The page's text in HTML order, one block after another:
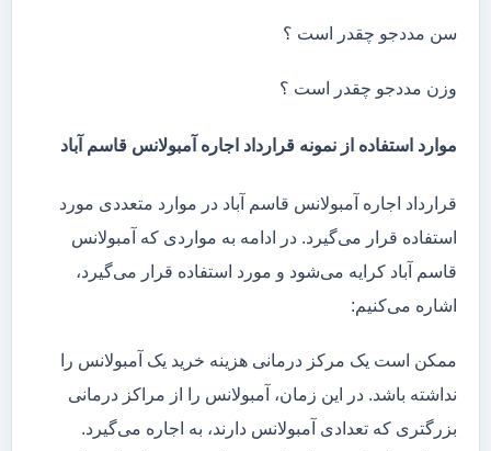
سن مددجو چقدر است ؟
وزن مددجو چقدر است ؟
موارد استفاده از نمونه قرارداد اجاره آمبولانس قاسم آباد
قرارداد اجاره آمبولانس قاسم آباد در موارد متعددی مورد
استفاده قرار می‌گیرد. در ادامه به مواردی که آمبولانس
قاسم آباد کرایه می‌شود و مورد استفاده قرار می‌گیرد،
اشاره می‌کنیم:
ممکن است یک مرکز درمانی هزینه خرید یک آمبولانس را
نداشته باشد. در این زمان، آمبولانس را از مراکز درمانی
بزرگتری که تعدادی آمبولانس دارند، به اجاره می‌گیرد.